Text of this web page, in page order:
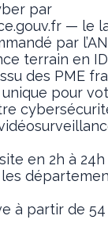
par
— le
par
terrain en
des PME
pour
en 2h à
à partir de